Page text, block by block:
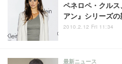
ペネロペ・クル
アン』シリーズの
2010.2.12 Fri 11:34
最新ニュース